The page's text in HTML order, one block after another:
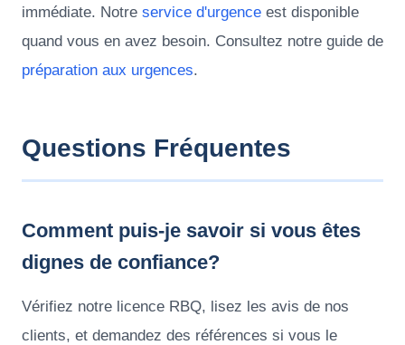
immédiate. Notre service d'urgence est disponible
quand vous en avez besoin. Consultez notre guide de
préparation aux urgences.
Questions Fréquentes
Comment puis-je savoir si vous êtes
dignes de confiance?
Vérifiez notre licence RBQ, lisez les avis de nos
clients, et demandez des références si vous le